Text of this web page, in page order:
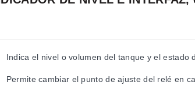
Indica el nivel o volumen del tanque y el estado
Permite cambiar el punto de ajuste del relé en